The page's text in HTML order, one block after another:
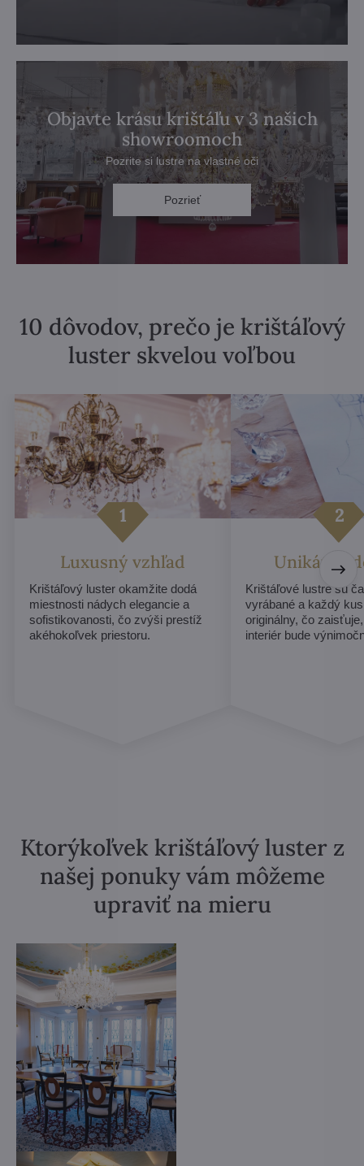
Objavte krásu krištáľu v 3 našich
showroomoch
Pozrite si lustre na vlastné oči
Pozrieť
10 dôvodov, prečo je krištáľový
luster skvelou voľbou
Luxusný vzhľad
Krištáľový luster okamžite dodá
miestnosti nádych elegancie a
sofistikovanosti, čo zvýši prestíž
akéhokoľvek priestoru.
Unikátny
Krištáľové lustre sú
vyrábané a každý
originálny, čo
interiér bude
Ktorýkoľvek krištáľový luster z
našej ponuky vám môžeme
upraviť na mieru